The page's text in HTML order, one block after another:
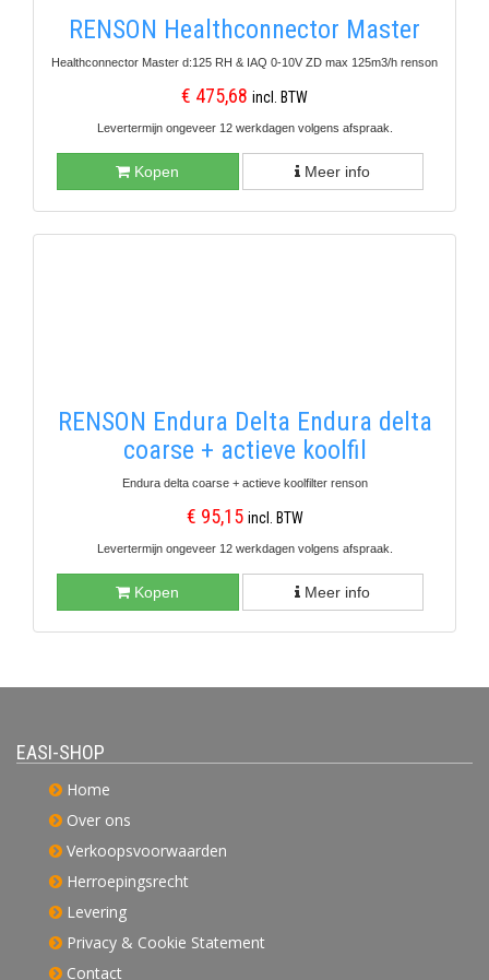
RENSON Healthconnector Master
Healthconnector Master d:125 RH & IAQ 0-10V ZD max 125m3/h renson
€ 475,68 incl. BTW
Levertermijn ongeveer 12 werkdagen volgens afspraak.
Kopen Meer info
RENSON Endura Delta Endura delta
coarse + actieve koolfil
Endura delta coarse + actieve koolfilter renson
€ 95,15 incl. BTW
Levertermijn ongeveer 12 werkdagen volgens afspraak.
Kopen Meer info
EASI-SHOP
Home
Over ons
Verkoopsvoorwaarden
Herroepingsrecht
Levering
Privacy & Cookie Statement
Contact